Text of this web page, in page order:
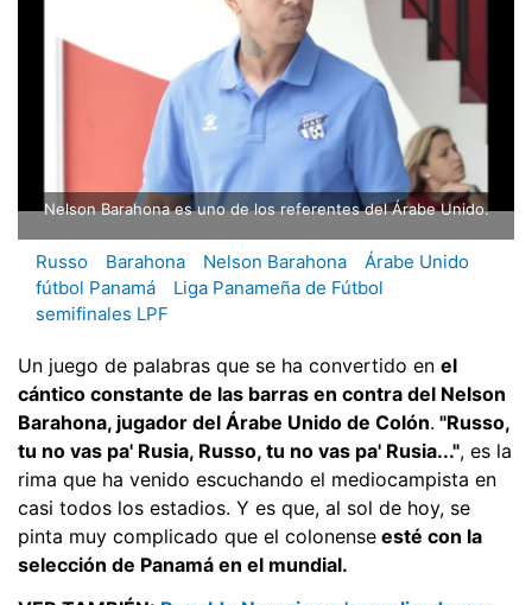
Nelson Barahona es uno de los referentes del Árabe Unido.
Russo Barahona Nelson Barahona
Árabe Unido
fútbol Panamá
Liga Panameña de Fútbol
semifinales LPF
Un juego de palabras que se ha convertido en el
cántico constante de las barras en contra del Nelson
Barahona, jugador del Árabe Unido de Colón. "Russo,
tu no vas pa' Rusia, Russo, tu no vas pa' Rusia...", es la
rima que ha venido escuchando el mediocampista en
casi todos los estadios. Y es que, al sol de hoy, se
pinta muy complicado que el colonense esté con la
selección de Panamá en el mundial.